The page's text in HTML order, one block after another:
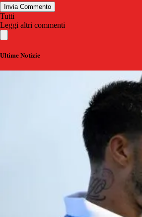
Invia Commento
Tutti
Leggi altri commenti
Ultime Notizie